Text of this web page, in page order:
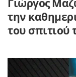
Γιώργος
την
του σπιτιού